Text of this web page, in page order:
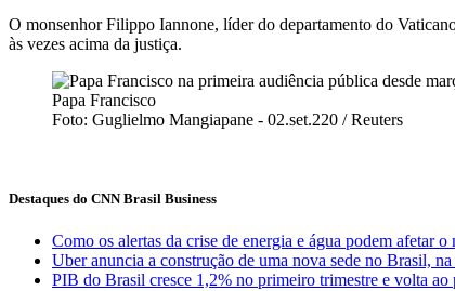
O monsenhor Filippo Iannone, líder do departamento do
às vezes acima da justiça.
Papa Francisco
Foto: Guglielmo Mangiapane - 02.set.220 / Reuters
Destaques do CNN Brasil Business
Como os alertas da crise de energia e água podem afetar o
Uber anuncia a construção de uma nova sede no Brasil,
PIB do Brasil cresce 1,2% no primeiro trimestre e volta ao